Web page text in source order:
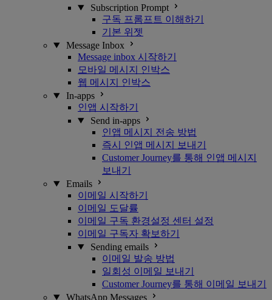
Subscription Prompt
구독 프롬프트 이해하기
기본 위젯
Message Inbox
Message inbox 시작하기
모바일 메시지 인박스
웹 메시지 인박스
In-apps
인앱 시작하기
Send in-apps
인앱 메시지 전송 방법
즉시 인앱 메시지 보내기
Customer Journey를 통해 인앱 메시지
보내기
Emails
이메일 시작하기
이메일 도달률
이메일 구독 환경설정 센터 설정
이메일 구독자 확보하기
Sending emails
이메일 발송 방법
일회성 이메일 보내기
Customer Journey를 통해 이메일 보내기
WhatsApp Messages